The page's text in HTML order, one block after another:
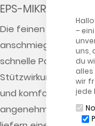
–
uns,
du
wir
jede
EPS-MIKROPERLEN
Die feinen Original
anschmiegsam wie
schnelle
Stützwirkung sind
und komfortabel.
angenehm leicht,